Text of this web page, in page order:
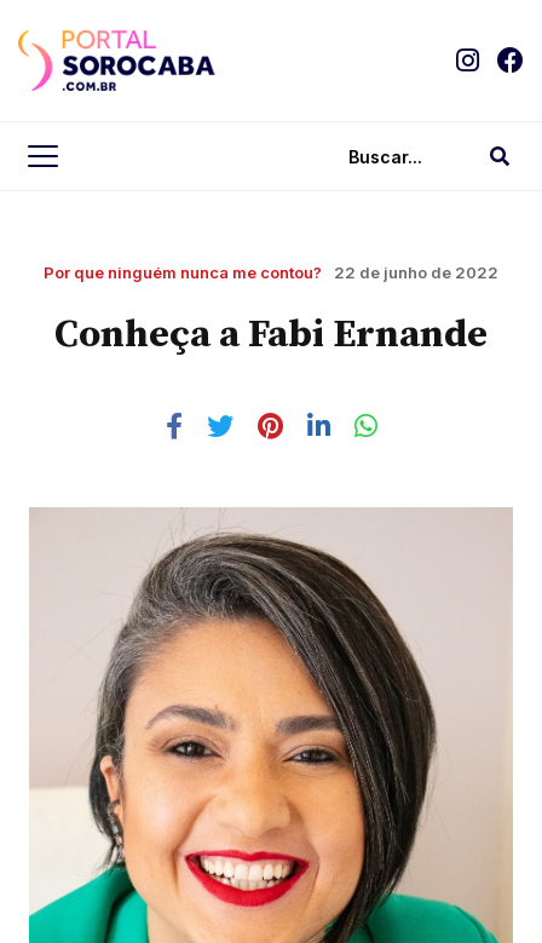
Por que ninguém nunca me contou? 22 de junho de 2022
Conheça a Fabi Ernande